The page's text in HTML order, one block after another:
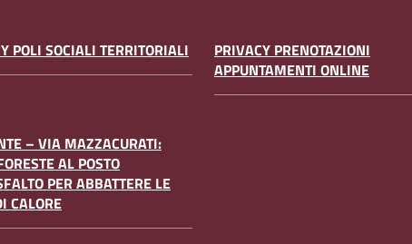
POLI SOCIALI TERRITORIALI
PRIVACY PRENOTAZIONI
APPUNTAMENTI ONLINE
– VIA MAZZACURATI:
AL POSTO
PER ABBATTERE LE
CALORE